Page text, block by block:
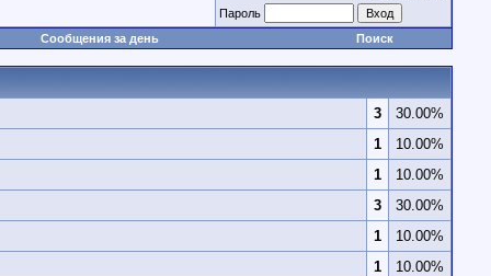
Пароль
Сообщения за день
Поиск
3
30.00%
1
10.00%
1
10.00%
3
30.00%
1
10.00%
1
10.00%